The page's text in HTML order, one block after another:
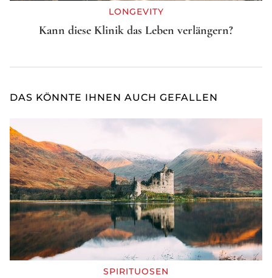
LONGEVITY
Kann diese Klinik das Leben verlängern?
DAS KÖNNTE IHNEN AUCH GEFALLEN
SPIRITUOSEN